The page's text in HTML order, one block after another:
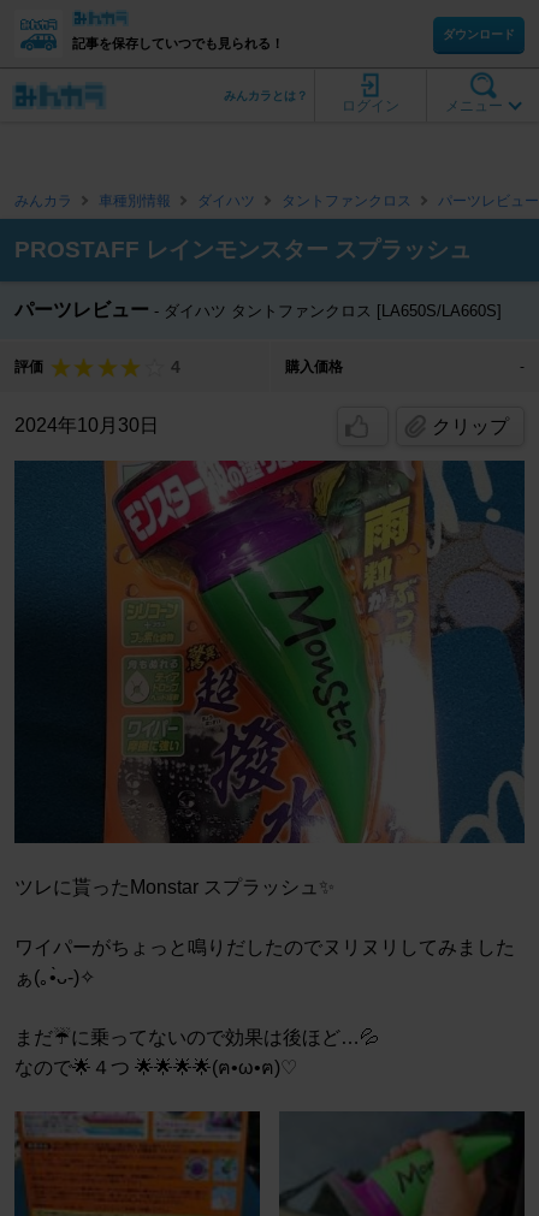
記事を保存していつでも見られる！
ダウンロード
メニュー
ログイン
みんカラとは？
みんカラ 車種別情報 ダイハツ タントファンクロス パーツレビュー
PROSTAFF レインモンスター スプラッシュ
パーツレビュー ダイハツ タントファンクロス [LA650S/LA660S]
評価 4 購入価格 -
2024年10月30日 クリップ
ツレに貰ったMonstar スプラッシュ✨
ワイパーがちょっと鳴りだしたのでヌリヌリしてみました
ぁ(⁠｡⁠•̀⁠ᴗ⁠-⁠)⁠✧
まだ☔に乗ってないので効果は後ほど…💦
なので🌟４つ 🌟🌟🌟🌟(ฅ•ω•ฅ)♡